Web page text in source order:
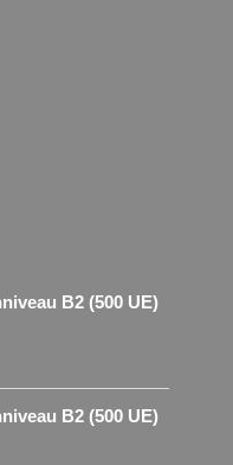
B2 (500 UE)
B2 (500 UE)